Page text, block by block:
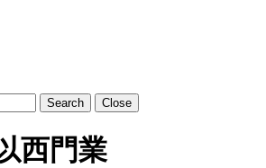
Search Close
西門業